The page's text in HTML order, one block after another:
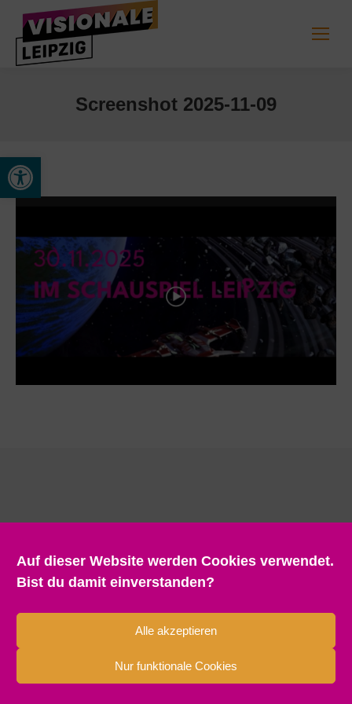
Werkzeugleiste öffnen
Auf dieser Website werden Cookies verwendet.
Bist du damit einverstanden?
Alle akzeptieren
Nur funktionale Cookies
Screenshot 2025-11-09